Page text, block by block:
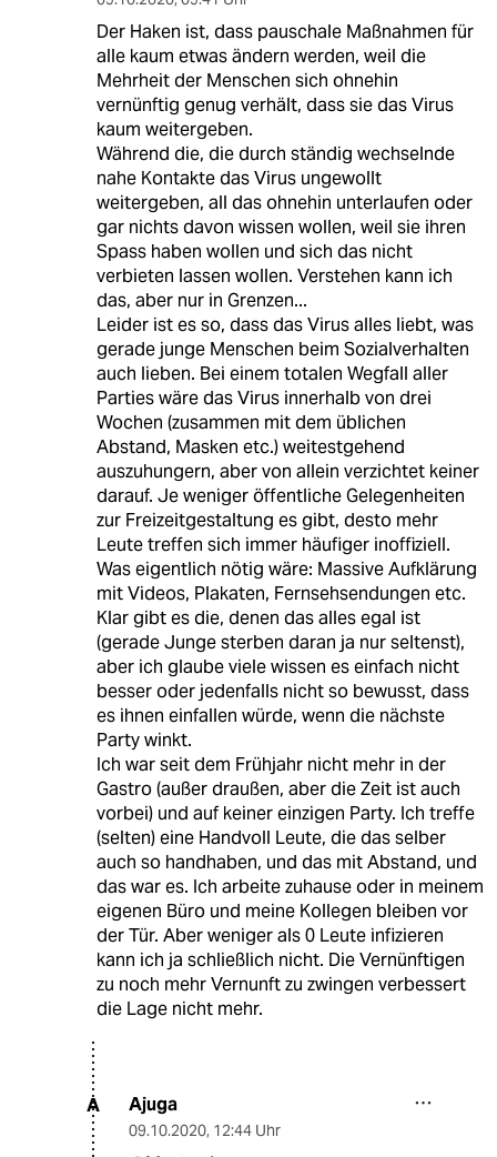
Der Haken ist, dass pauschale Maßnahmen für
alle kaum etwas ändern werden, weil die
Mehrheit der Menschen sich ohnehin
vernünftig genug verhält, dass sie das Virus
kaum weitergeben.
Während die, die durch ständig wechselnde
nahe Kontakte das Virus ungewollt
weitergeben, all das ohnehin unterlaufen oder
gar nichts davon wissen wollen, weil sie ihren
Spass haben wollen und sich das nicht
verbieten lassen wollen. Verstehen kann ich
das, aber nur in Grenzen...
Leider ist es so, dass das Virus alles liebt, was
gerade junge Menschen beim Sozialverhalten
auch lieben. Bei einem totalen Wegfall aller
Parties wäre das Virus innerhalb von drei
Wochen (zusammen mit dem üblichen
Abstand, Masken etc.) weitestgehend
auszuhungern, aber von allein verzichtet keiner
darauf. Je weniger öffentliche Gelegenheiten
zur Freizeitgestaltung es gibt, desto mehr
Leute treffen sich immer häufiger inoffiziell.
Was eigentlich nötig wäre: Massive Aufklärung
mit Videos, Plakaten, Fernsehsendungen etc.
Klar gibt es die, denen das alles egal ist
(gerade Junge sterben daran ja nur seltenst),
aber ich glaube viele wissen es einfach nicht
besser oder jedenfalls nicht so bewusst, dass
es ihnen einfallen würde, wenn die nächste
Party winkt.
Ich war seit dem Frühjahr nicht mehr in der
Gastro (außer draußen, aber die Zeit ist auch
vorbei) und auf keiner einzigen Party. Ich treffe
(selten) eine Handvoll Leute, die das selber
auch so handhaben, und das mit Abstand, und
das war es. Ich arbeite zuhause oder in meinem
eigenen Büro und meine Kollegen bleiben vor
der Tür. Aber weniger als 0 Leute infizieren
kann ich ja schließlich nicht. Die Vernünftigen
zu noch mehr Vernunft zu zwingen verbessert
die Lage nicht mehr.
A Ajuga
09.10.2020, 12:44 Uhr